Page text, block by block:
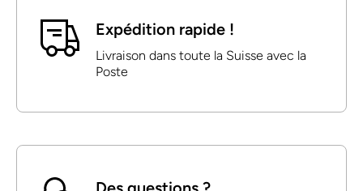
Expédition rapide !
Livraison dans toute la Suisse avec la
Poste